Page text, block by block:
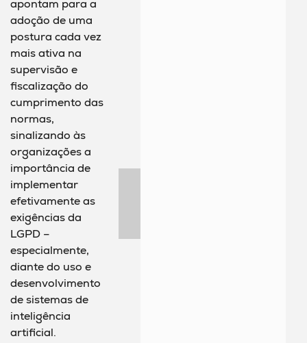
apontam para a
adoção de uma
postura cada vez
mais ativa na
supervisão e
fiscalização do
cumprimento das
normas,
sinalizando às
organizações a
importância de
implementar
efetivamente as
exigências da
LGPD –
especialmente,
diante do uso e
desenvolvimento
de sistemas de
inteligência
artificial.